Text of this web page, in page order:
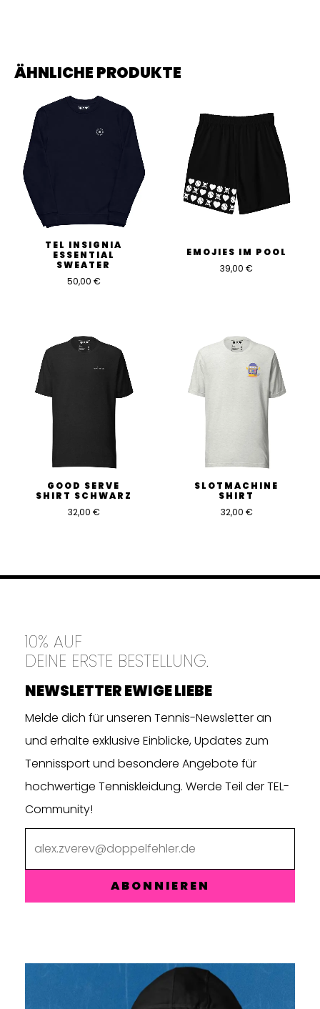
Schreibe die erste Bewertung für „TEL
Crop-Top Wimby“
Du musst angemeldet
sein, um eine Bewertung
abgeben zu können.
ÄHNLICHE PRODUKTE
TEL INSIGNIA
ESSENTIAL
SWEATER
50,00 €
EMOJIES IM POOL
39,00 €
GOOD SERVE
SHIRT SCHWARZ
32,00 €
SLOTMACHINE
SHIRT
32,00 €
10% AUF
DEINE ERSTE BESTELLUNG.
NEWSLETTER EWIGE LIEBE
Melde dich für unseren Tennis-Newsletter an
und erhalte exklusive Einblicke, Updates zum
Tennissport und besondere Angebote für
hochwertige Tenniskleidung. Werde Teil der TEL-
Community!